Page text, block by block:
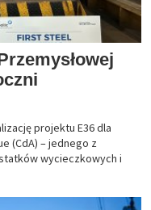
projektu E36 dla
(CdA) – jednego z
wycieczkowych i